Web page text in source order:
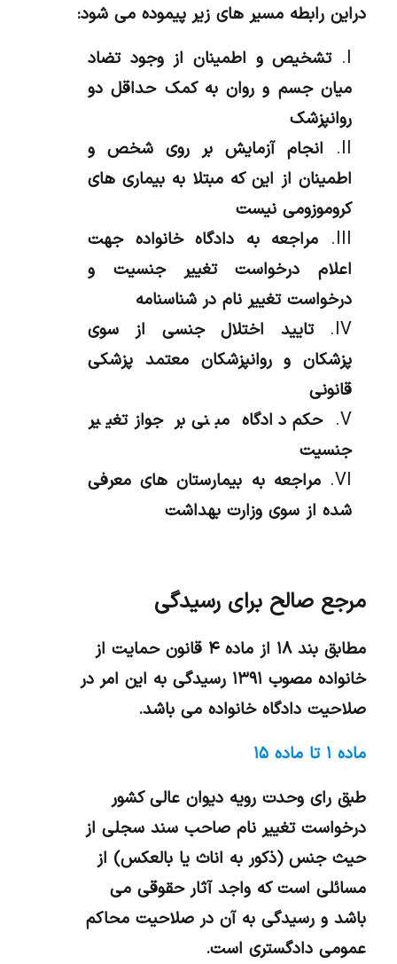
دراین رابطه مسیر های زیر پیموده می شود:
تشخیص و اطمینان از وجود تضاد
میان جسم و روان به کمک حداقل دو
روانپزشک
انجام آزمایش بر روی شخص و
اطمینان از این که مبتلا به بیماری های
کروموزومی نیست
مراجعه به دادگاه خانواده جهت
اعلام درخواست تغییر جنسیت و
درخواست تغییر نام در شناسنامه
تایید اختلال جنسی از سوی
پزشکان و روانپزشکان معتمد پزشکی
قانونی
حکم دادگاه مبنی بر جواز تغییر
جنسیت
مراجعه به بیمارستان های معرفی
شده از سوی وزارت بهداشت
مرجع صالح برای رسیدگی
مطابق بند ۱۸ از ماده ۴ قانون حمایت از
خانواده مصوب ۱۳۹۱ رسیدگی به این امر در
صلاحیت دادگاه خانواده می باشد.
ماده ۱ تا ماده ۱۵
طبق رای وحدت رویه دیوان عالی کشور
درخواست تغییر نام صاحب سند سجلی از
حیث جنس (ذکور به اناث یا بالعکس) از
مسائلی است که واجد آثار حقوقی می
باشد و رسیدگی به آن در صلاحیت محاکم
عمومی دادگستری است.